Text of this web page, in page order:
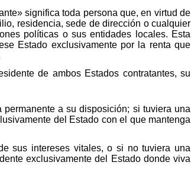
significa toda persona que, en virtud de
residencia, sede de dirección o cualquier
políticas o sus entidades locales. Esta
Estado exclusivamente por la renta que
de ambos Estados contratantes, su
a su disposición; si tuviera una
del Estado con el que mantenga
sus intereses vitales, o si no tuviera una
exclusivamente del Estado donde viva